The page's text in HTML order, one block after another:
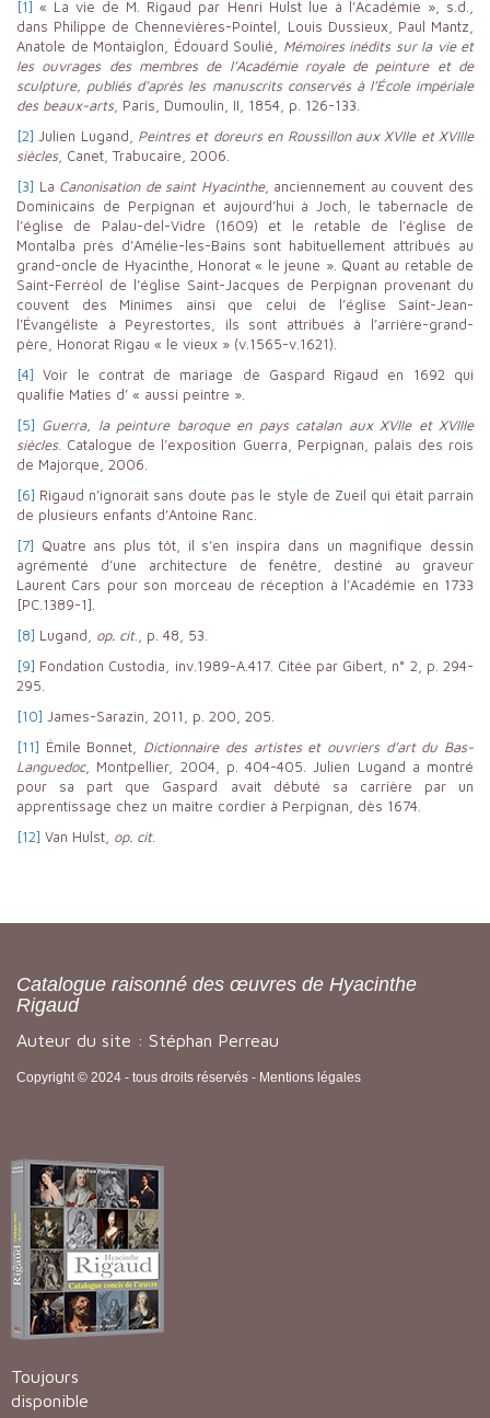
[1] « La vie de M. Rigaud par Henri Hulst lue à l’Académie », s.d.,
dans Philippe de Chennevières-Pointel, Louis Dussieux, Paul Mantz,
Anatole de Montaiglon, Édouard Soulié, Mémoires inédits sur la vie et
les ouvrages des membres de l’Académie royale de peinture et de
sculpture, publiés d’après les manuscrits conservés à l’École impériale
des beaux-arts, Paris, Dumoulin, II, 1854, p. 126-133.
[2] Julien Lugand, Peintres et doreurs en Roussillon aux XVIIe et XVIIIe
siècles, Canet, Trabucaire, 2006.
[3] La Canonisation de saint Hyacinthe, anciennement au couvent des
Dominicains de Perpignan et aujourd’hui à Joch, le tabernacle de
l’église de Palau-del-Vidre (1609) et le retable de l’église de
Montalba près d’Amélie-les-Bains sont habituellement attribués au
grand-oncle de Hyacinthe, Honorat « le jeune ». Quant au retable de
Saint-Ferréol de l’église Saint-Jacques de Perpignan provenant du
couvent des Minimes ainsi que celui de l’église Saint-Jean-
l’Évangéliste à Peyrestortes, ils sont attribués à l’arrière-grand-
père, Honorat Rigau « le vieux » (v.1565-v.1621).
[4] Voir le contrat de mariage de Gaspard Rigaud en 1692 qui
qualifie Maties d’ « aussi peintre ».
[5] Guerra, la peinture baroque en pays catalan aux XVIIe et XVIIIe
siècles. Catalogue de l’exposition Guerra, Perpignan, palais des rois
de Majorque, 2006.
[6] Rigaud n’ignorait sans doute pas le style de Zueil qui était parrain
de plusieurs enfants d’Antoine Ranc.
[7] Quatre ans plus tôt, il s’en inspira dans un magnifique dessin
agrémenté d’une architecture de fenêtre, destiné au graveur
Laurent Cars pour son morceau de réception à l’Académie en 1733
[PC.1389-1].
[8] Lugand, op. cit., p. 48, 53.
[9] Fondation Custodia, inv.1989-A.417. Citée par Gibert, n° 2, p. 294-
295.
[10] James-Sarazin, 2011, p. 200, 205.
[11] Émile Bonnet, Dictionnaire des artistes et ouvriers d’art du Bas-
Languedoc, Montpellier, 2004, p. 404-405. Julien Lugand a montré
pour sa part que Gaspard avait débuté sa carrière par un
apprentissage chez un maître cordier à Perpignan, dès 1674.
[12] Van Hulst, op. cit.
Catalogue raisonné des œuvres de Hyacinthe
Rigaud
Auteur du site : Stéphan Perreau
Copyright © 2024 - tous droits réservés - Mentions légales
Toujours
disponible